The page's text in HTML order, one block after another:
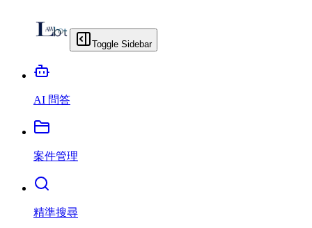
Toggle Sidebar
AI 問答
案件管理
精準搜尋